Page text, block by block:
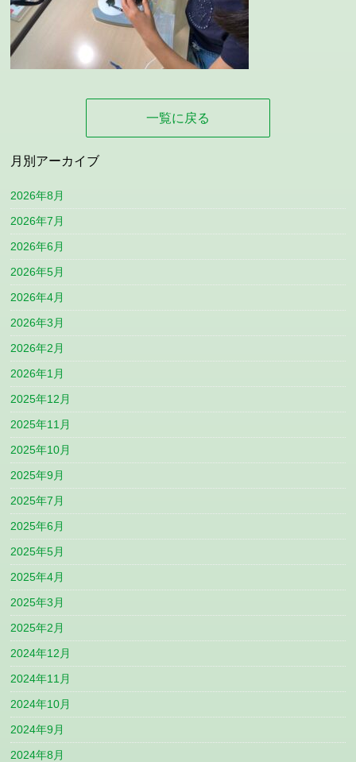
一覧に戻る
月別アーカイブ
2026年8月
2026年7月
2026年6月
2026年5月
2026年4月
2026年3月
2026年2月
2026年1月
2025年12月
2025年11月
2025年10月
2025年9月
2025年7月
2025年6月
2025年5月
2025年4月
2025年3月
2025年2月
2024年12月
2024年11月
2024年10月
2024年9月
2024年8月